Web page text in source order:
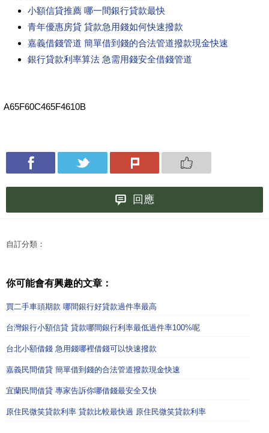
小額信貸推薦 哪一間銀行貸款最快
青年優惠房貸 貸款急用錢如何快速撥款
嘉義借錢管道 簡單借到錢的合法管道撥款現金快速
銀行貸款利率算法 急需用錢安全借錢管道
A65F60C465F4610B
回應
自訂分類：
你可能會有興趣的文章：
買二手車頭期款 哪間銀行好貸款過件率最高
台灣銀行小額信貸 貸款哪間銀行利率最低過件率100%呢
台北小額借錢 急用錢哪裡借錢可以快速撥款
嘉義民間借貸 簡單借到錢的合法管道撥款現金快速
宜蘭民間借貸 專家告訴你哪借錢最安全又快
原住民微笑貸款利率 貸款比較最快過 原住民微笑貸款利率